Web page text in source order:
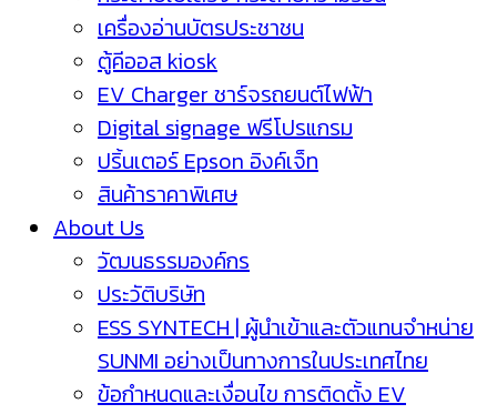
เครื่องอ่านบัตรประชาชน
ตู้คีออส kiosk
EV Charger ชาร์จรถยนต์ไฟฟ้า
Digital signage ฟรีโปรแกรม
ปริ้นเตอร์ Epson อิงค์เจ็ท
สินค้าราคาพิเศษ
About Us
วัฒนธรรมองค์กร
ประวัติบริษัท
ESS SYNTECH | ผู้นำเข้าและตัวแทนจำหน่าย
SUNMI อย่างเป็นทางการในประเทศไทย
ข้อกำหนดและเงื่อนไข การติดตั้ง EV